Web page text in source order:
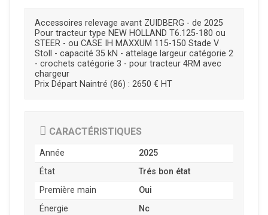
Accessoires relevage avant ZUIDBERG - de 2025
Pour tracteur type NEW HOLLAND T6.125-180 ou
STEER - ou CASE IH MAXXUM 115-150 Stade V
Stoll - capacité 35 kN - attelage largeur catégorie 2
- crochets catégorie 3 - pour tracteur 4RM avec
chargeur
Prix Départ Naintré (86) : 2650 € HT
CARACTÉRISTIQUES
Année
2025
État
Trés bon état
Première main
Oui
Énergie
Nc